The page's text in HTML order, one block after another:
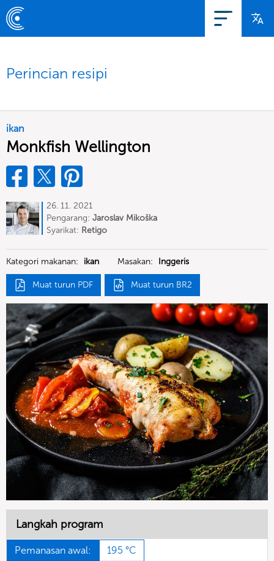
Perincian resipi
ikan
Monkfish Wellington
26. 11. 2021
Pengarang: Jaroslav Mikoška
Syarikat: Retigo
Kategori makanan: ikan Masakan: Inggeris
Muat turun PDF Muat turun BR2
Langkah program
Pemanasan awal: 195 °C